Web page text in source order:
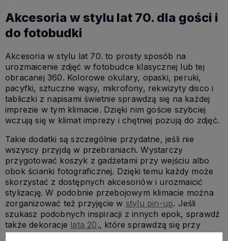
Akcesoria w stylu lat 70. dla gości i
do fotobudki
Akcesoria w stylu lat 70. to prosty sposób na
urozmaicenie zdjęć w fotobudce klasycznej lub tej
obracanej 360. Kolorowe okulary, opaski, peruki,
pacyfki, sztuczne wąsy, mikrofony, rekwizyty disco i
tabliczki z napisami świetnie sprawdzą się na każdej
imprezie w tym klimacie. Dzięki nim goście szybciej
wczują się w klimat imprezy i chętniej pozują do zdjęć.
Takie dodatki są szczególnie przydatne, jeśli nie
wszyscy przyjdą w przebraniach. Wystarczy
przygotować koszyk z gadżetami przy wejściu albo
obok ścianki fotograficznej. Dzięki temu każdy może
skorzystać z dostępnych akcesoriów i urozmaicić
stylizację. W podobnie przebojowym klimacie można
zorganizować też przyjęcie w stylu pin-up. Jeśli
szukasz podobnych inspiracji z innych epok, sprawdź
także dekoracje lata 20., które sprawdzą się przy
eleganckim przyjęciu w klimacie Wielki Gatsby.